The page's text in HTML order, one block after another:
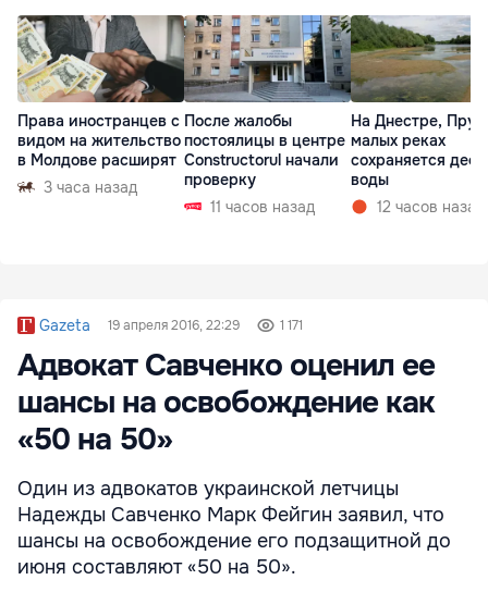
Права иностранцев с
видом на жительство
в Молдове расширят
3 часа назад
После жалобы
постоялицы в центре
Constructorul начали
проверку
11 часов назад
На Днестре,
малых реках
сохраняется
воды
12 часов назад
Gazeta 19 апреля 2016, 22:29 1 171
Адвокат Савченко оценил ее
шансы на освобождение как
«50 на 50»
Один из адвокатов украинской летчицы
Надежды Савченко Марк Фейгин заявил, что
шансы на освобождение его подзащитной до
июня составляют «50 на 50».